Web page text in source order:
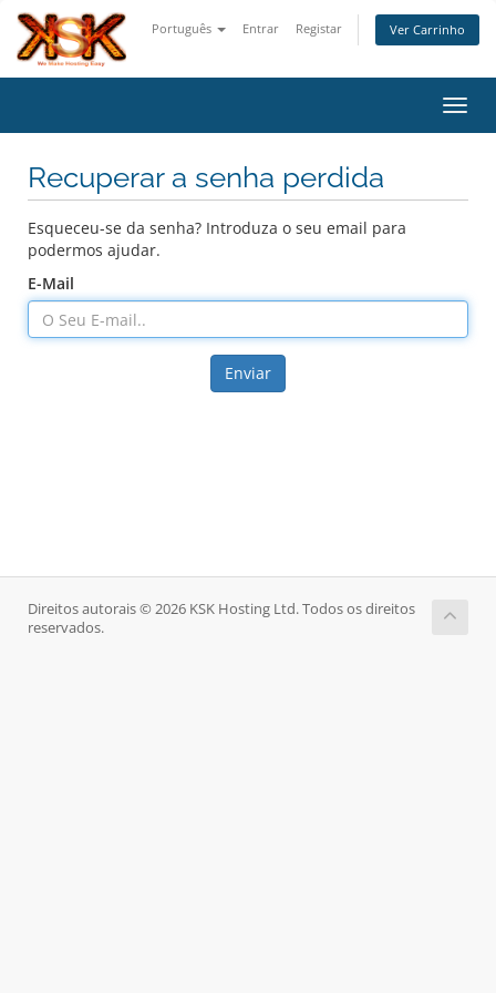
Português Entrar Registar Ver Carrinho
Recuperar a senha perdida
Esqueceu-se da senha? Introduza o seu email para
podermos ajudar.
E-Mail
Enviar
Direitos autorais © 2026 KSK Hosting Ltd. Todos os direitos
reservados.